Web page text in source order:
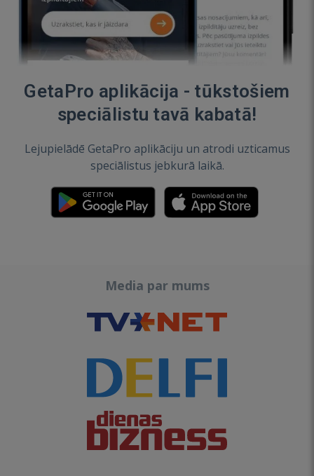
GetaPro aplikācija - tūkstošiem
speciālistu tavā kabatā!
Lejupielādē GetaPro aplikāciju un atrodi uzticamus
speciālistus jebkurā laikā.
Media par mums